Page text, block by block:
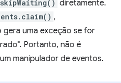
diretamente.
,
gera uma exceção se for
Portanto, não é
manipulador de eventos.